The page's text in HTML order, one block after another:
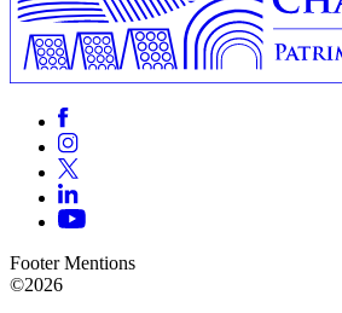
Footer Mentions
©2026